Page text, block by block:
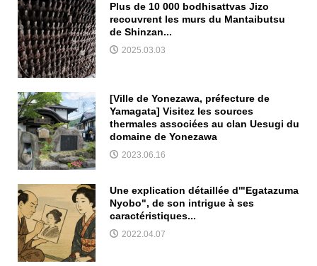
Plus de 10 000 bodhisattvas Jizo
recouvrent les murs du Mantaibutsu
de Shinzan...
2025.03.03
[Ville de Yonezawa, préfecture de
Yamagata] Visitez les sources
thermales associées au clan Uesugi du
domaine de Yonezawa
2023.06.16
Une explication détaillée d'"Egatazuma
Nyobo", de son intrigue à ses
caractéristiques...
2022.04.07